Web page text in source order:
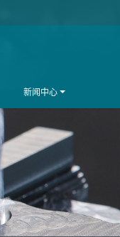
新闻中心